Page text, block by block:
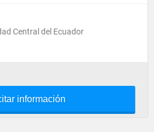
Central del Ecuador
información